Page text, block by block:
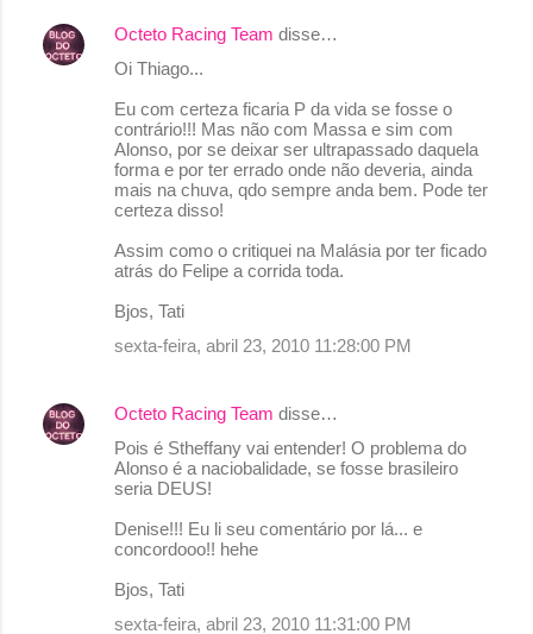
Octeto Racing Team disse…
Oi Thiago...
Eu com certeza ficaria P da vida se fosse o
contrário!!! Mas não com Massa e sim com
Alonso, por se deixar ser ultrapassado daquela
forma e por ter errado onde não deveria, ainda
mais na chuva, qdo sempre anda bem. Pode ter
certeza disso!
Assim como o critiquei na Malásia por ter ficado
atrás do Felipe a corrida toda.
Bjos, Tati
sexta-feira, abril 23, 2010 11:28:00 PM
Octeto Racing Team disse…
Pois é Stheffany vai entender! O problema do
Alonso é a naciobalidade, se fosse brasileiro
seria DEUS!
Denise!!! Eu li seu comentário por lá... e
concordooo!! hehe
Bjos, Tati
sexta-feira, abril 23, 2010 11:31:00 PM